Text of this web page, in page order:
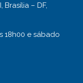
Brasília – DF,
18h00 e sábado